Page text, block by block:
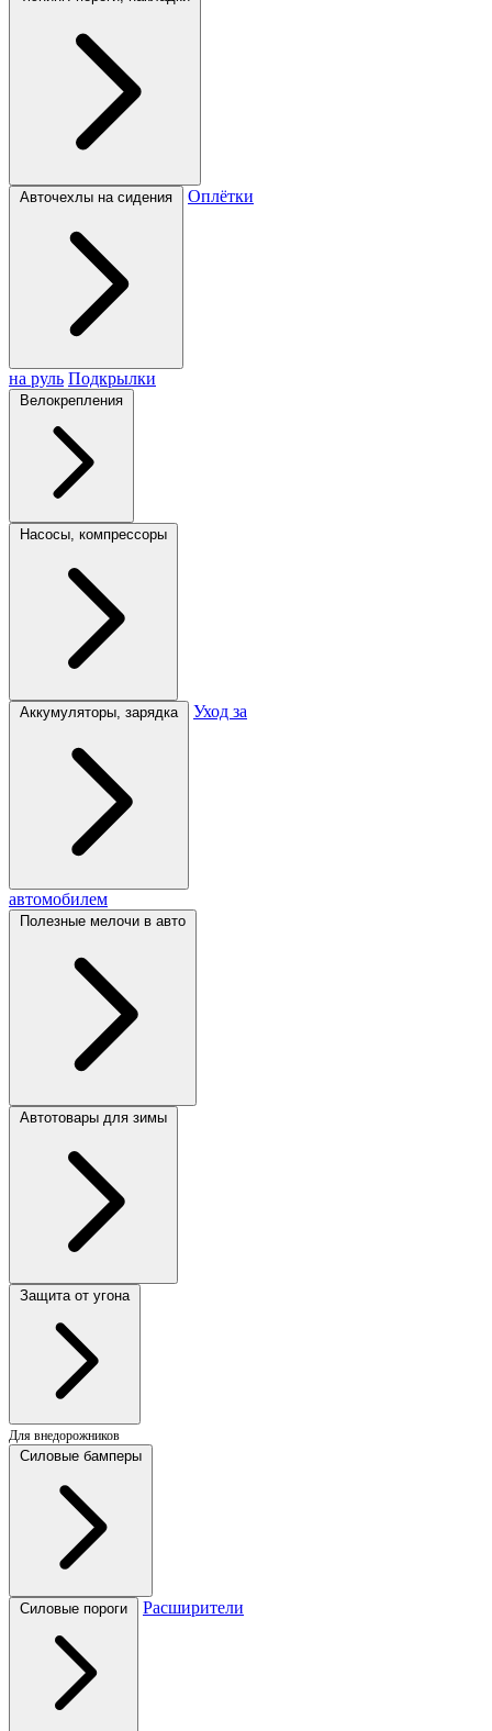
Авточехлы на сидения Оплётки
на руль Подкрылки
Велокрепления
Насосы, компрессоры
Аккумуляторы, зарядка Уход за
автомобилем
Полезные мелочи в авто
Автотовары для зимы
Защита от угона
Для внедорожников
Силовые бамперы
Силовые пороги Расширители